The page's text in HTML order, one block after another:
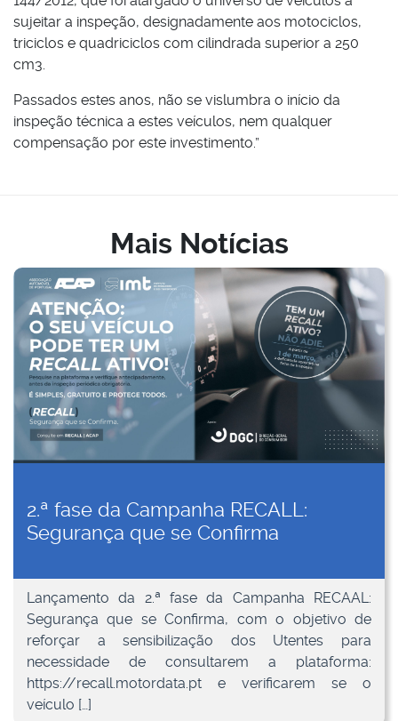
sujeitar a inspeção, designadamente aos motociclos,
triciclos e quadriciclos com cilindrada superior a 250
cm3.
Passados estes anos, não se vislumbra o início da
inspeção técnica a estes veículos, nem qualquer
compensação por este investimento.”
Mais Notícias
2.ª fase da Campanha RECALL:
Segurança que se Confirma
Lançamento da 2.ª fase da Campanha RECAAL:
Segurança que se Confirma, com o objetivo de
reforçar a sensibilização dos Utentes para
necessidade de consultarem a plataforma:
https://recall.motordata.pt e verificarem se o
veículo […]